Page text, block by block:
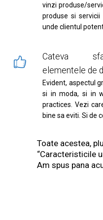
vinzi produse/
produse si
unde clientul
Cateva
elementele de
Evident, aspectul
si in moda, si in
practices. Vezi
bine sa eviti. Si de
Toate acestea,
“Caracteristicile
Am spus pana